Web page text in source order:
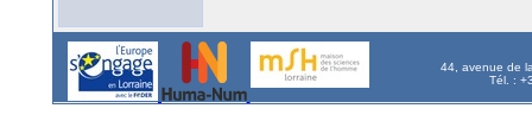
44, avenue de
Tél. :